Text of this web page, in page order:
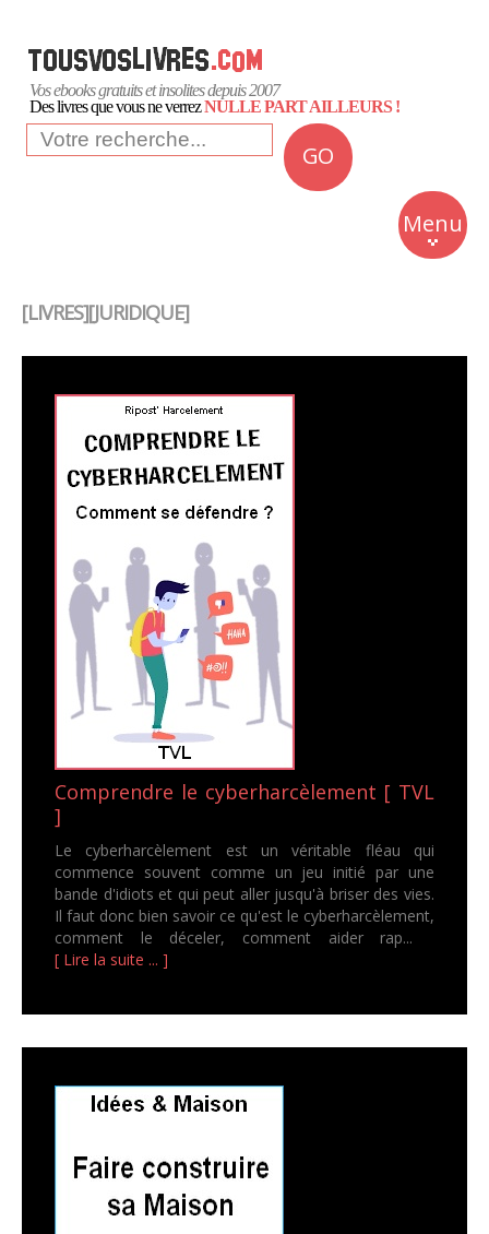
Vos ebooks gratuits et insolites depuis 2007
Des livres que vous ne verrezNULLE PART AILLEURS !
GO
Menu
Insolite
Business
[LIVRES][JURIDIQUE]
Comprendre le cyberharcèlement [ TVL
]
Le cyberharcèlement est un véritable fléau qui
commence souvent comme un jeu initié par une
bande d'idiots et qui peut aller jusqu'à briser des vies.
Il faut donc bien savoir ce qu'est le cyberharcèlement,
comment le déceler, comment aider rap...
[ Lire la suite ... ]